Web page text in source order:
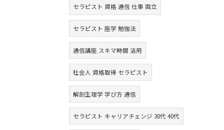
セラピスト 資格 通信 仕事 両立
セラピスト 座学 勉強法
通信講座 スキマ時間 活用
社会人 資格取得 セラピスト
解剖生理学 学び方 通信
セラピスト キャリアチェンジ 30代 40代